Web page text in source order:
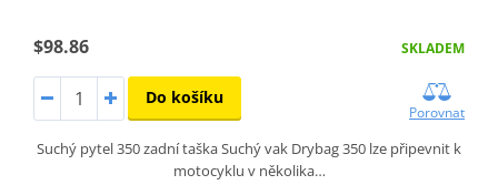
$98.86 SKLADEM
Do košíku
Porovnat
Suchý pytel 350 zadní taška Suchý vak Drybag 350 lze připevnit k
motocyklu v několika…